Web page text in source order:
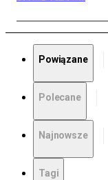
Powiązane
Polecane
Najnowsze
Tagi